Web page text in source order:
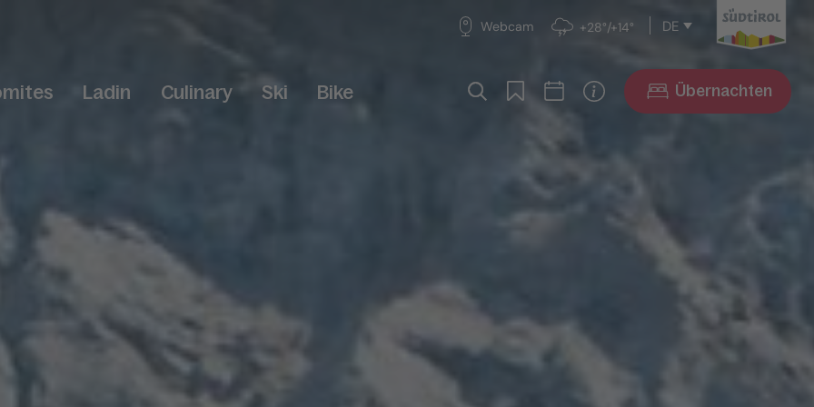
Webcam +28°/+14° DE
Ladin Culinary Ski Bike Übernachten